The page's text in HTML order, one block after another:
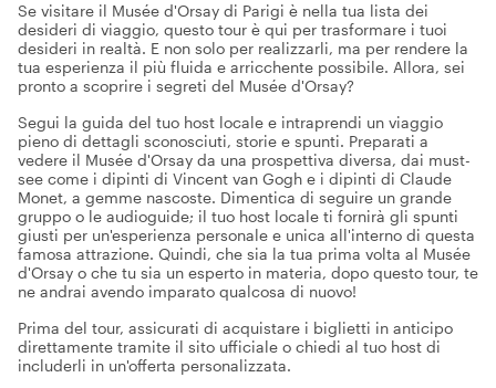
Se visitare il Musée d'Orsay di Parigi è nella tua lista dei
desideri di viaggio, questo tour è qui per trasformare i tuoi
desideri in realtà. E non solo per realizzarli, ma per rendere la
tua esperienza il più fluida e arricchente possibile. Allora, sei
pronto a scoprire i segreti del Musée d'Orsay?
Segui la guida del tuo host locale e intraprendi un viaggio
pieno di dettagli sconosciuti, storie e spunti. Preparati a
vedere il Musée d'Orsay da una prospettiva diversa, dai must-
see come i dipinti di Vincent van Gogh e i dipinti di Claude
Monet, a gemme nascoste. Dimentica di seguire un grande
gruppo o le audioguide; il tuo host locale ti fornirà gli spunti
giusti per un'esperienza personale e unica all'interno di questa
famosa attrazione. Quindi, che sia la tua prima volta al Musée
d'Orsay o che tu sia un esperto in materia, dopo questo tour, te
ne andrai avendo imparato qualcosa di nuovo!
Prima del tour, assicurati di acquistare i biglietti in anticipo
direttamente tramite il sito ufficiale o chiedi al tuo host di
includerli in un'offerta personalizzata.